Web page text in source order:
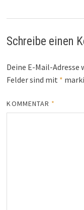
Schreibe einen
Deine E-Mail-
Felder sind mit *
KOMMENTAR *